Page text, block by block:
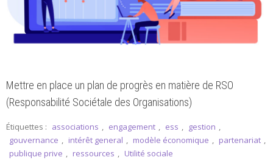
Mettre en place un plan de progrès en matière de RSO
(Responsabilité Sociétale des Organisations)
Étiquettes : associations , engagement , ess , gestion ,
gouvernance , intérêt general , modèle économique , partenariat ,
publique prive , ressources , Utilité sociale